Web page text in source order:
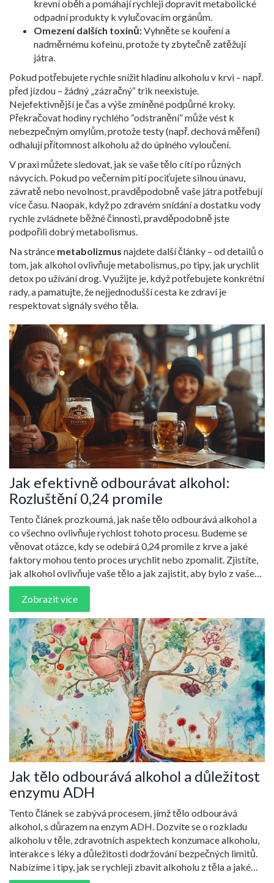
krevní oběh a pomáhají rychleji dopravit metabolické
odpadní produkty k vylučovacím orgánům.
Omezení dalších toxinů:Vyhněte se kouření a
nadměrnému kofeinu, protože ty zbytečně zatěžují
játra.
Pokud potřebujete rychle snížit hladinu alkoholu v krvi – např.
před jízdou – žádný „zázračný“ trik neexistuje.
Nejefektivnější je čas a výše zmíněné podpůrné kroky.
Překračovat hodiny rychlého “odstranění” může vést k
nebezpečným omylům, protože testy (např. dechová měření)
odhalují přítomnost alkoholu až do úplného vyloučení.
V praxi můžete sledovat, jak se vaše tělo cítí po různých
návycích. Pokud po večerním pití pociťujete silnou únavu,
závratě nebo nevolnost, pravděpodobně vaše játra potřebují
více času. Naopak, když po zdravém snídání a dostatku vody
rychle zvládnete běžné činnosti, pravděpodobně jste
podpořili dobrý metabolismus.
Na stránce metabolizmus najdete další články – od detailů o
tom, jak alkohol ovlivňuje metabolismus, po tipy, jak urychlit
detox po užívání drog. Využijte je, když potřebujete konkrétní
rady, a pamatujte, že nejjednodušší cesta ke zdraví je
respektovat signály svého těla.
Jak efektivně odbourávat alkohol:
Rozluštění 0,24 promile
Tento článek prozkoumá, jak naše tělo odbourává alkohol a
co všechno ovlivňuje rychlost tohoto procesu. Budeme se
věnovat otázce, kdy se odebírá 0,24 promile z krve a jaké
faktory mohou tento proces urychlit nebo zpomalit. Zjistíte,
jak alkohol ovlivňuje vaše tělo a jak zajistit, aby bylo z vašeho
systému odstraněno efektivně a bezpečně.
Zobrazit více
Jak tělo odbourává alkohol a důležitost
enzymu ADH
Tento článek se zabývá procesem, jímž tělo odbourává
alkohol, s důrazem na enzym ADH. Dozvíte se o rozkladu
alkoholu v těle, zdravotních aspektech konzumace alkoholu,
interakce s léky a důležitosti dodržování bezpečných limitů.
Nabízíme i tipy, jak se rychleji zbavit alkoholu z těla a jaké
jsou možné dlouhodobé účinky na zdraví.